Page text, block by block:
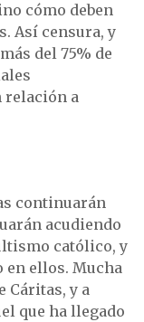
cómo deben
Así censura, y
del 75% de
relación a
continuarán
acudiendo
católico, y
ellos. Mucha
Cáritas, y a
que ha llegado